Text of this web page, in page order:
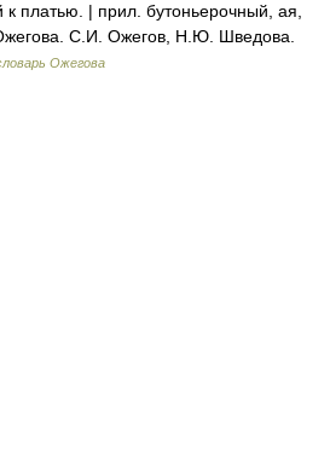
платью. | прил. бутоньерочный, ая,
С.И. Ожегов, Н.Ю. Шведова.
Ожегова